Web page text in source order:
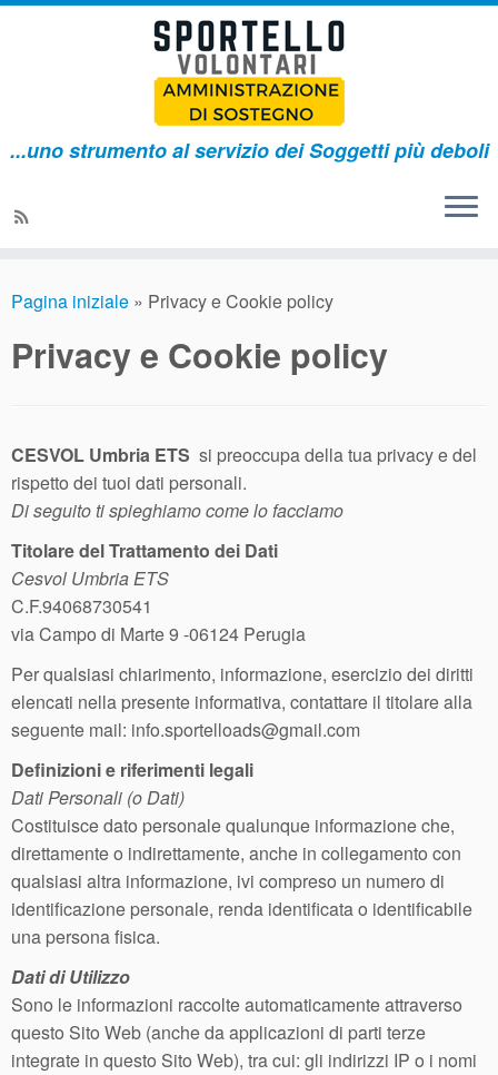
...uno strumento al servizio dei Soggetti più deboli
Pagina iniziale » Privacy e Cookie policy
Privacy e Cookie policy
CESVOL Umbria ETS si preoccupa della tua privacy e del
rispetto dei tuoi dati personali.
Di seguito ti spieghiamo come lo facciamo
Titolare del Trattamento dei Dati
Cesvol Umbria ETS
C.F.94068730541
via Campo di Marte 9 -06124 Perugia
Per qualsiasi chiarimento, informazione, esercizio dei diritti
elencati nella presente informativa, contattare il titolare alla
seguente mail: info.sportelloads@gmail.com
Definizioni e riferimenti legali
Dati Personali (o Dati)
Costituisce dato personale qualunque informazione che,
direttamente o indirettamente, anche in collegamento con
qualsiasi altra informazione, ivi compreso un numero di
identificazione personale, renda identificata o identificabile
una persona fisica.
Dati di Utilizzo
Sono le informazioni raccolte automaticamente attraverso
questo Sito Web (anche da applicazioni di parti terze
integrate in questo Sito Web), tra cui: gli indirizzi IP o i nomi